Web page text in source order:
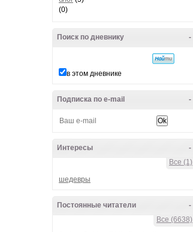
(0)
-
Поиск по дневнику
в этом дневнике
-
Подписка по e-mail
-
Интересы
Все (1)
шедевры
-
Постоянные читатели
Все (6638)